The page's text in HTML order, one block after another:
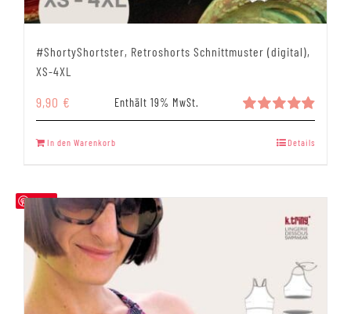
#ShortyShortster, Retroshorts Schnittmuster (digital),
XS-4XL
Bewertet
4.89
9,90 € Enthält 19% MwSt.
In den Warenkorb Details
Save